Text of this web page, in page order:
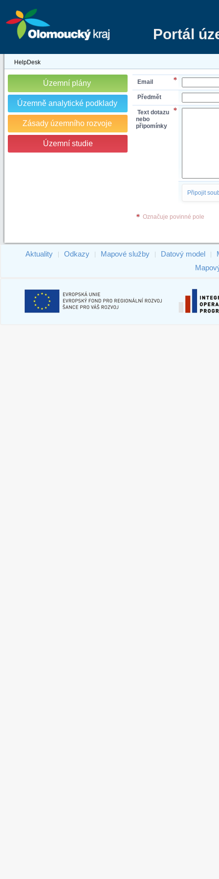
Portál
HelpDesk
Územní plány
Územně analytické podklady
Zásady územního rozvoje
Územní studie
Email
Předmět
Text dotazu
nebo
připomínky
Připojit
Označuje povinné pole
Aktuality Odkazy Mapové služby Datový model